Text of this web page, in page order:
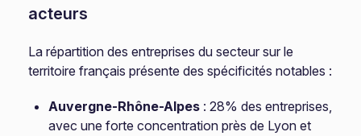
acteurs
La répartition des entreprises du secteur sur le
territoire français présente des spécificités notables :
Auvergne-Rhône-Alpes : 28% des entreprises,
avec une forte concentration près de Lyon et